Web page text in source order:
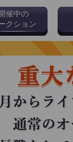
催中の
クション